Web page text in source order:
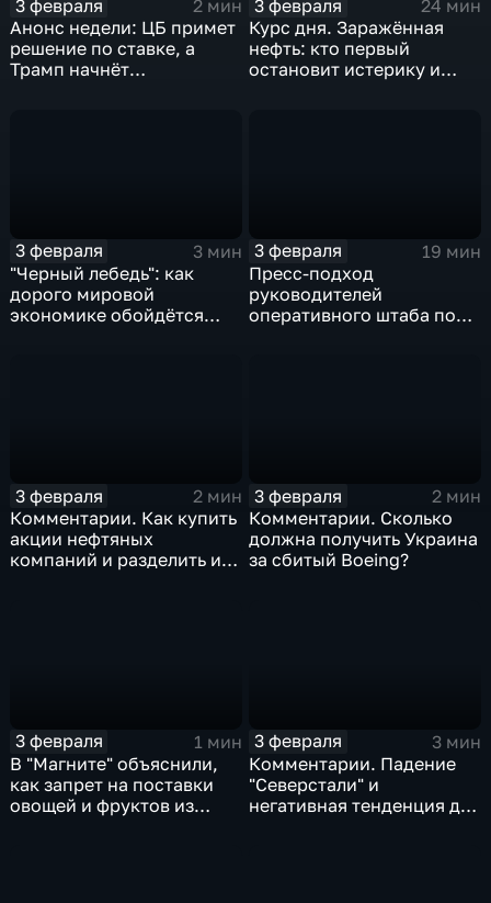
3 февраля
2 мин
Анонс недели: ЦБ примет
решение по ставке, а
Трамп начнёт
3 февраля
24 мин
Курс дня. Заражённая
нефть: кто первый
остановит истерику и
3 февраля
3 мин
"Черный лебедь": как
дорого мировой
экономике обойдётся
3 февраля
19 мин
Пресс-подход
руководителей
оперативного штаба по
3 февраля
2 мин
Комментарии. Как купить
акции нефтяных
компаний и разделить их
3 февраля
2 мин
Комментарии. Сколько
должна получить Украина
за сбитый Boeing?
3 февраля
1 мин
В "Магните" объяснили,
как запрет на поставки
овощей и фруктов из
3 февраля
3 мин
Комментарии. Падение
"Северстали" и
негативная тенденция для